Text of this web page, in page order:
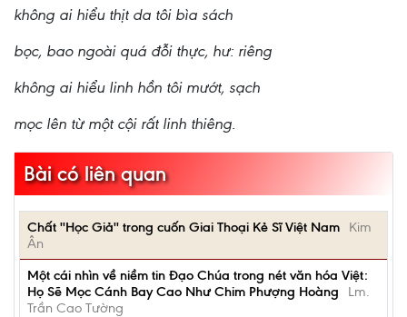
không ai hiểu thịt da tôi bìa sách
bọc, bao ngoài quá đỗi thực, hư: riêng
không ai hiểu linh hồn tôi mướt, sạch
mọc lên từ một cội rất linh thiêng.
Bài có liên quan
Chất ''Học Giả'' trong cuốn Giai Thoại Kẻ Sĩ Việt Nam
Kim
Ân
Một cái nhìn về niềm tin Đạo Chúa trong nét văn hóa Việt:
Họ Sẽ Mọc Cánh Bay Cao Như Chim Phượng Hoàng
Lm.
Trần Cao Tường